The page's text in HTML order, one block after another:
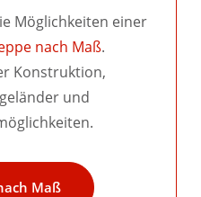
Möglichkeiten einer
nach Maß.
Konstruktion,
und
Maß